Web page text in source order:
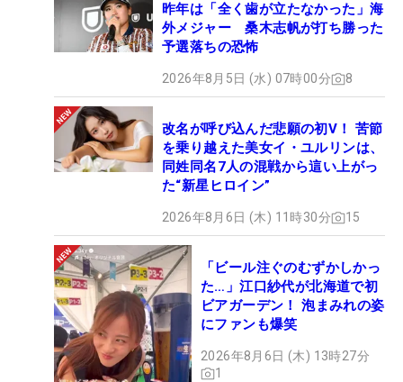
昨年は「全く歯が立たなかった」海
外メジャー 桑木志帆が打ち勝った
予選落ちの恐怖
2026年8月5日 (水) 07時00分 8
改名が呼び込んだ悲願の初V！ 苦節
を乗り越えた美女イ・ユルリンは、
同姓同名7人の混戦から這い上がっ
た“新星ヒロイン”
2026年8月6日 (木) 11時30分 15
「ビール注ぐのむずかしかっ
た…」江口紗代が北海道で初
ビアガーデン！ 泡まみれの姿
にファンも爆笑
2026年8月6日 (木) 13時27分
1